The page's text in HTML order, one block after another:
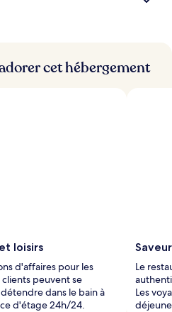
cet hébergement
loisirs
d'affaires pour les
clients peuvent se
dans le bain à
d'étage 24h/24.
Le
Les